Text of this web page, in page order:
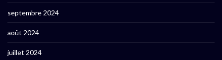
septembre 2024
août 2024
juillet 2024